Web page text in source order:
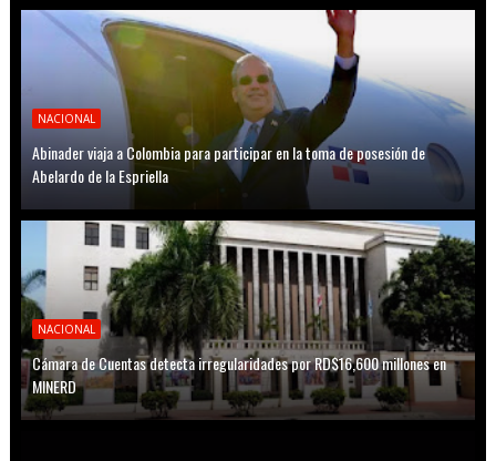
NACIONAL
Abinader viaja a Colombia para participar en la toma de posesión de
Abelardo de la Espriella
NACIONAL
Cámara de Cuentas detecta irregularidades por RD$16,600 millones en
MINERD